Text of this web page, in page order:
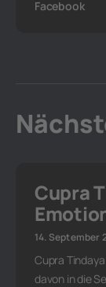
Facebook
Cupra
14. September
Cupra
davon in die